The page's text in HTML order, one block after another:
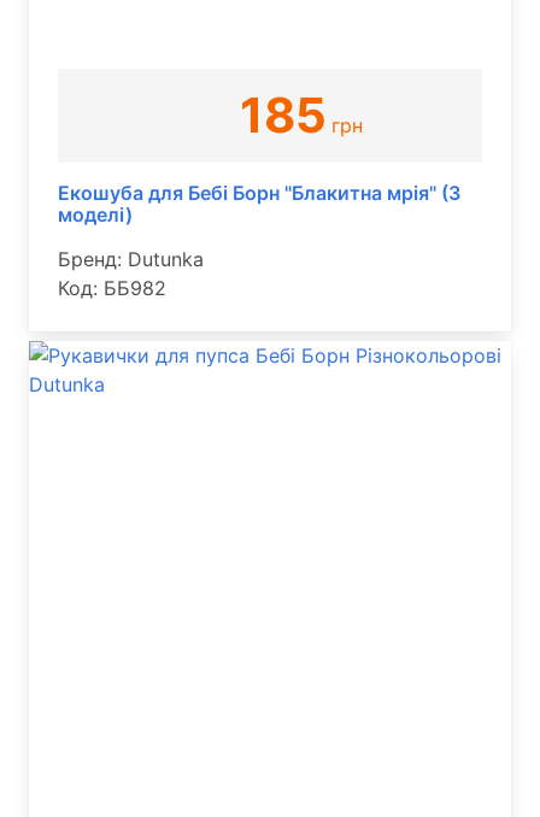
185 грн
Екошуба для Бебі Борн "Блакитна мрія" (3
моделі)
Бренд: Dutunka
Код: ББ982